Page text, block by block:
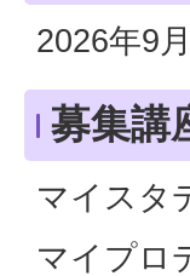
2026年9
募集講
マイスタ
マイプロ